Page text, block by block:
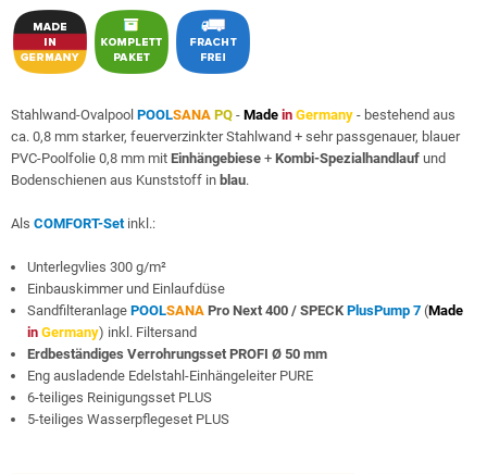
Stahlwand-Ovalpool POOLSANA PQ - Made in Germany - bestehend aus
ca. 0,8 mm starker, feuerverzinkter Stahlwand + sehr passgenauer, blauer
PVC-Poolfolie 0,8 mm mit Einhängebiese + Kombi-Spezialhandlauf und
Bodenschienen aus Kunststoff in blau.
Als COMFORT-Setinkl.:
Unterlegvlies 300 g/m²
Einbauskimmer und Einlaufdüse
Sandfilteranlage POOLSANA Pro Next 400 / SPECK PlusPump 7 (Made
in Germany) inkl. Filtersand
Erdbeständiges Verrohrungsset PROFI Ø 50 mm
Eng ausladende Edelstahl-Einhängeleiter PURE
6-teiliges Reinigungsset PLUS
5-teiliges Wasserpflegeset PLUS